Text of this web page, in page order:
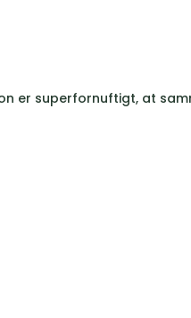
er superfornuftigt, at